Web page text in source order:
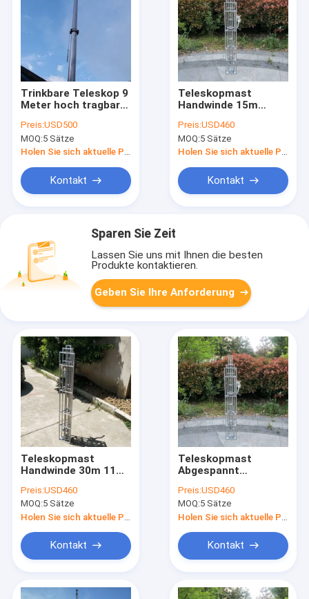
Trinkbare Teleskop 9
Meter hoch tragbare
Aluminiumrohrmast
Antennenturm
Preis:USD500
MOQ:5 Sätze
Holen Sie sich aktuelle Preis
Kontakt
Teleskopmast
Handwinde 15m
Gittermast
Aluminiummast
leicht tragbar 8
Preis:USD460
MOQ:5 Sätze
Holen Sie sich aktuelle Preis
Kontakt
Sparen Sie Zeit
Lassen Sie uns mit Ihnen die besten
Produkte kontaktieren.
Geben Sie Ihre Anforderung
Teleskopmast
Handwinde 30m 11
Teleskopantennenmast
Gittermast
Aluminiummast
Schwerlast
Preis:USD460
MOQ:5 Sätze
Kontakt
Teleskopmast
Abgespannt
70ft 10 Sektionen
Teleskopantennenmast
Gittermast
Leichtgewicht
Preis:USD460
MOQ:5 Sätze
Kontakt